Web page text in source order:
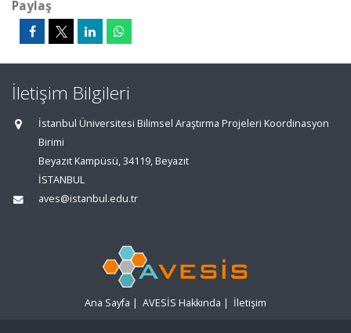
Paylaş
İletişim Bilgileri
İstanbul Üniversitesi Bilimsel Araştırma Projeleri Koordinasyon
Birimi
Beyazıt Kampüsü, 34119, Beyazıt
İSTANBUL
aves@istanbul.edu.tr
Ana Sayfa | AVESİS Hakkında | İletişim